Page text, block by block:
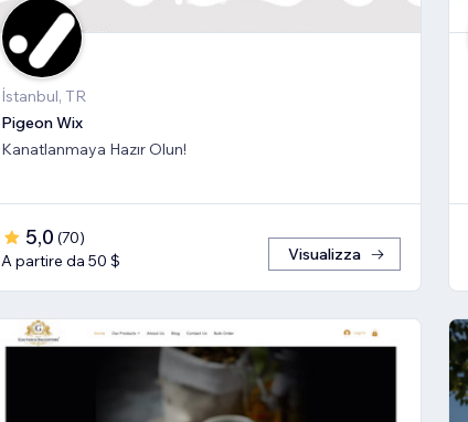
İstanbul, TR
Pigeon Wix
Kanatlanmaya Hazır Olun!
5,0 (70)
A partire da 50 $
Visualizza